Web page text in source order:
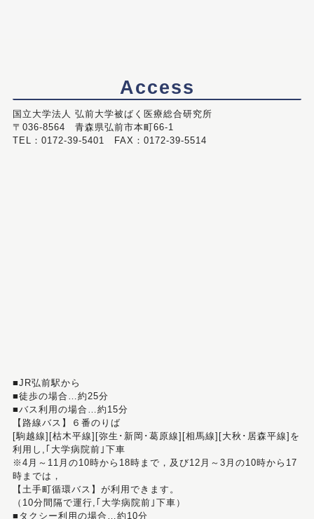
Access
国立大学法人 弘前大学被ばく医療総合研究所
〒036-8564 青森県弘前市本町66-1
TEL：0172-39-5401 FAX：0172-39-5514
■JR弘前駅から
■徒歩の場合…約25分
■バス利用の場合…約15分
【路線バス】６番のりば
[駒越線][枯木平線][弥生･新岡･葛原線][相馬線][大秋･居森平線]を
利用し,｢大学病院前｣下車
※4月～11月の10時から18時まで，及び12月～3月の10時から17
時までは，
【土手町循環バス】が利用できます。
（10分間隔で運行,｢大学病院前｣下車）
■タクシー利用の場合…約10分